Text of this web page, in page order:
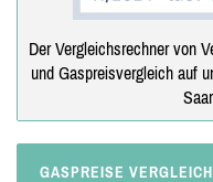
Der Vergleichsrechner von
und Gaspreisvergleich auf
GASPREISE